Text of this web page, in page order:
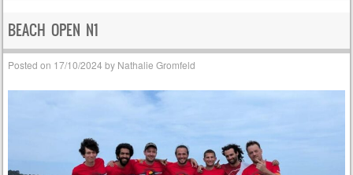
BEACH OPEN N1
Posted on 17/10/2024 by Nathalie Gromfeld